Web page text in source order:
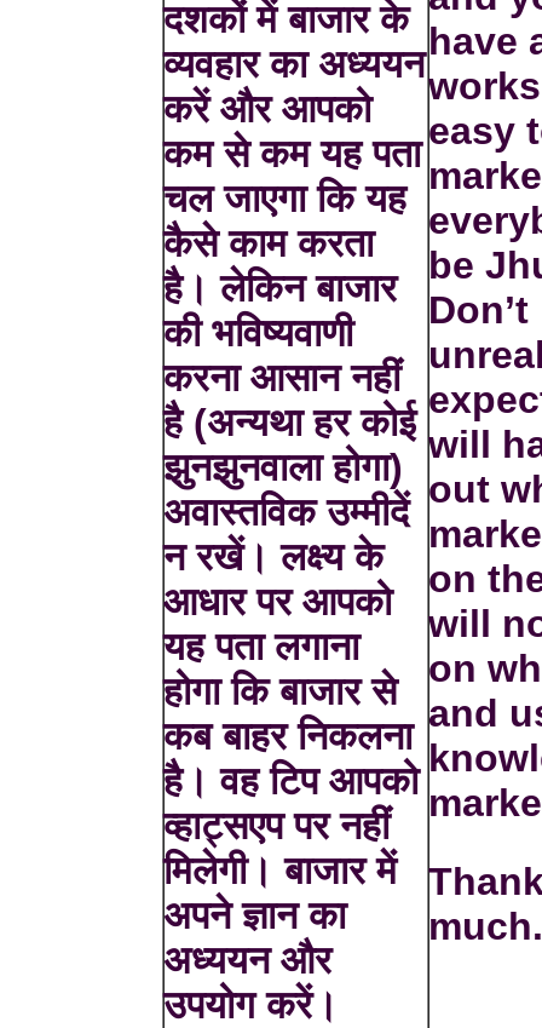
दशकों में बाजार के
व्यवहार का अध्ययन
करें और आपको
कम से कम यह पता
चल जाएगा कि यह
कैसे काम करता
है। लेकिन बाजार
की भविष्यवाणी
करना आसान नहीं
है (अन्यथा हर कोई
झुनझुनवाला होगा)
अवास्तविक उम्मीदें
न रखें। लक्ष्य के
आधार पर आपको
यह पता लगाना
होगा कि बाजार से
कब बाहर निकलना
है। वह टिप आपको
व्हाट्सएप पर नहीं
मिलेगी। बाजार में
अपने ज्ञान का
अध्ययन और
उपयोग करें।
have
easy
be
will
out
on
will
on
and